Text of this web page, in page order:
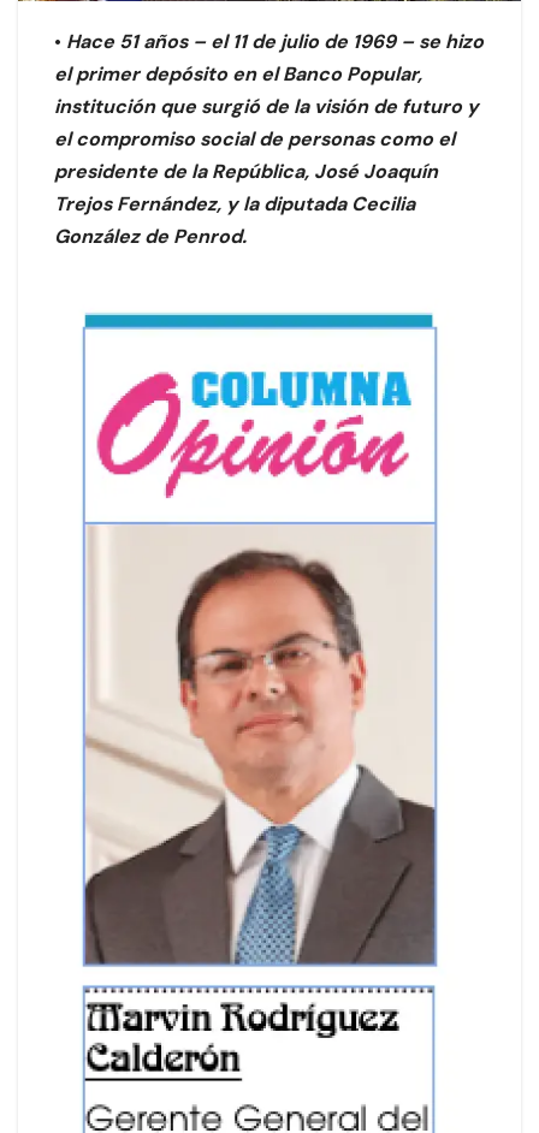
• Hace 51 años – el 11 de julio de 1969 – se hizo
el primer depósito en el Banco Popular,
institución que surgió de la visión de futuro y
el compromiso social de personas como el
presidente de la República, José Joaquín
Trejos Fernández, y la diputada Cecilia
González de Penrod.